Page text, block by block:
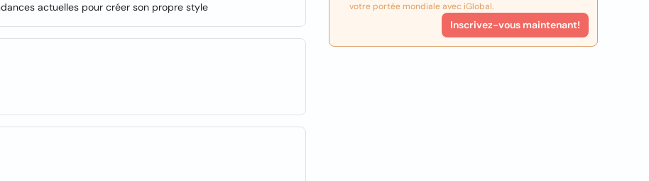
actuelles pour créer son propre style
votre portée mondiale avec iGlobal.
Inscrivez-vous maintenant!